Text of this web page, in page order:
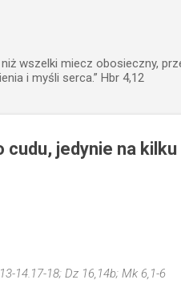
wszelki miecz obosieczny,
i myśli serca.” Hbr 4,12
cudu, jedynie na
14.17-18; Dz 16,14b; Mk 6,1-6